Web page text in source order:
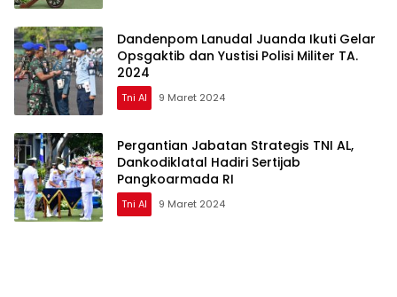
Dandenpom Lanudal Juanda Ikuti Gelar
Opsgaktib dan Yustisi Polisi Militer TA.
2024
Tni Al 9 Maret 2024
Pergantian Jabatan Strategis TNI AL,
Dankodiklatal Hadiri Sertijab
Pangkoarmada RI
Tni Al 9 Maret 2024